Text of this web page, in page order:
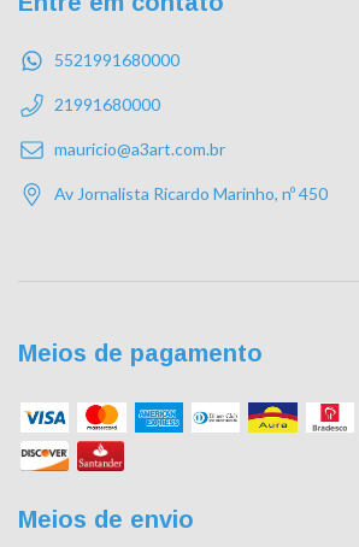
5521991680000
21991680000
mauricio@a3art.com.br
Av Jornalista Ricardo Marinho, nº 450
Meios de pagamento
Meios de envio